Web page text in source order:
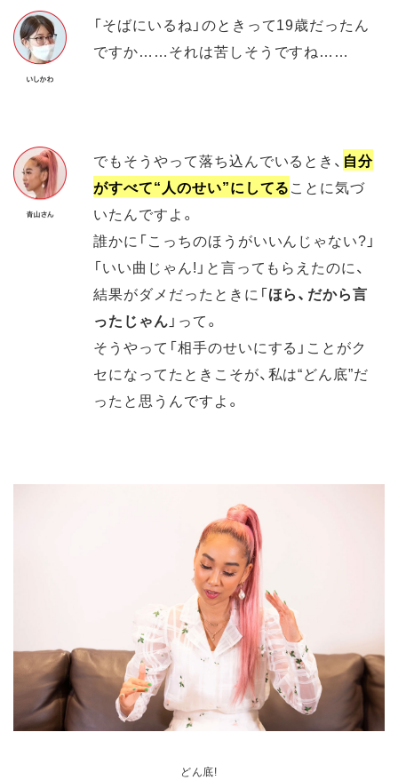
「そばにいるね」のときって19歳だったん
ですか……それは苦しそうですね……
でもそうやって落ち込んでいるとき、 自分
がすべて“人のせい”にしてることに気づ
いたんですよ。
誰かに「こっちのほうがいいんじゃない?」
「いい曲じゃん!」と言ってもらえたのに、
結果がダメだったときに「ほら、だから言
ったじゃん 」って。
そうやって「相手のせいにする」ことがク
セになってたときこそが、私は“どん底”だ
ったと思うんですよ。
どん底!